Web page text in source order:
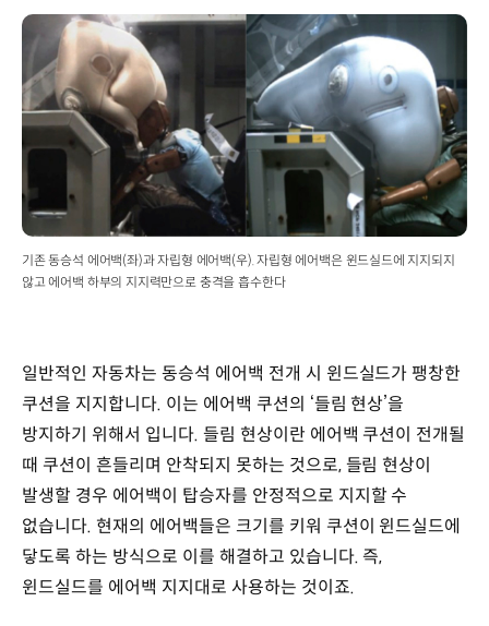
기존 동승석 에어백(좌)과 자립형 에어백(우). 자립형 에어백은 윈드실드에 지지되지
않고 에어백 하부의 지지력만으로 충격을 흡수한다
일반적인 자동차는 동승석 에어백 전개 시 윈드실드가 팽창한
쿠션을 지지합니다. 이는 에어백 쿠션의 ‘들림 현상’을
방지하기 위해서 입니다. 들림 현상이란 에어백 쿠션이 전개될
때 쿠션이 흔들리며 안착되지 못하는 것으로, 들림 현상이
발생할 경우 에어백이 탑승자를 안정적으로 지지할 수
없습니다. 현재의 에어백들은 크기를 키워 쿠션이 윈드실드에
닿도록 하는 방식으로 이를 해결하고 있습니다. 즉,
윈드실드를 에어백 지지대로 사용하는 것이죠.